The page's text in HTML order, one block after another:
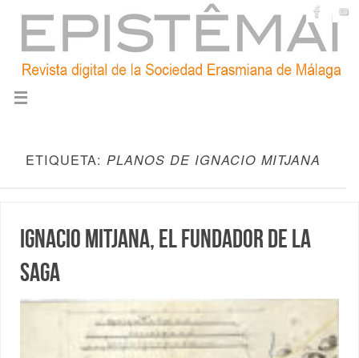
ETIQUETA: PLANOS DE IGNACIO MITJANA
Ignacio Mitjana, el fundador de la
saga